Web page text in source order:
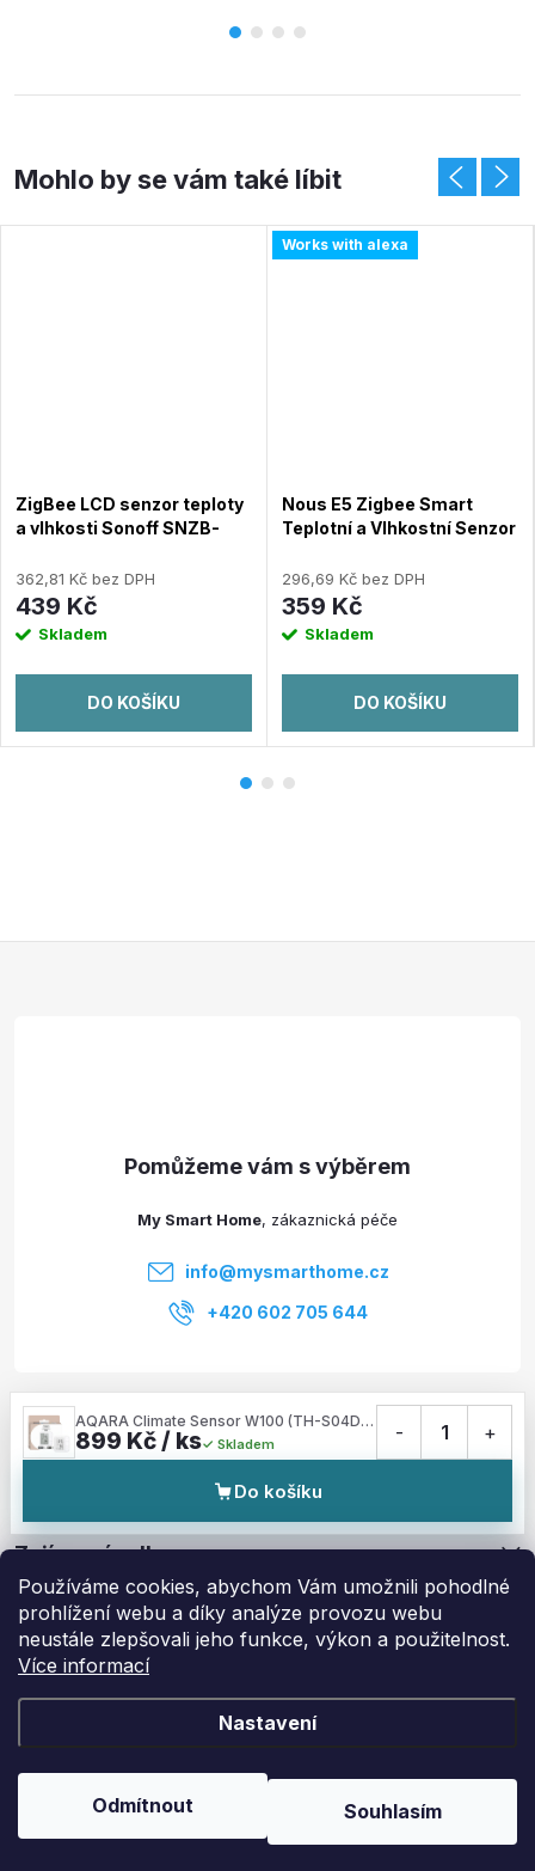
Používáme cookies, abychom Vám umožnili pohodlné
prohlížení webu a díky analýze provozu webu
neustále zlepšovali jeho funkce, výkon a použitelnost.
Více informací
Nastavení
Odmítnout Souhlasím
ZigBee LCD senzor teploty
a vlhkosti Sonoff SNZB-
362,81 Kč bez DPH
439 Kč
Skladem
DO KOŠÍKU
Works with alexa
Nous E5 Zigbee Smart
Teplotní a Vlhkostní Senzor
296,69 Kč bez DPH
359 Kč
Skladem
DO KOŠÍKU
Služby
Zajímavé odkazy
My Smart Home
info@mysmarthome.cz
+420 602 705 644
nastavení cookies
AQARA Climate Sensor W100 (TH-S04D) - Zigbee a Thread senzor teploty a vlhkosti
899 Kč / ks Skladem - 1 +
Do košíku